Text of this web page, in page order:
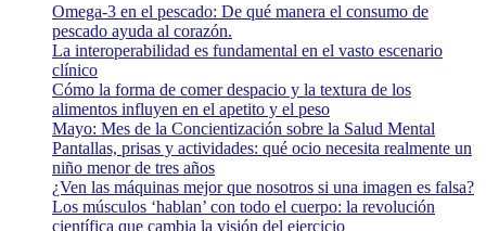
Omega-3 en el pescado: De qué manera el consumo de
pescado ayuda al corazón.
La interoperabilidad es fundamental en el vasto escenario
clínico
Cómo la forma de comer despacio y la textura de los
alimentos influyen en el apetito y el peso
Mayo: Mes de la Concientización sobre la Salud Mental
Pantallas, prisas y actividades: qué ocio necesita realmente un
niño menor de tres años
¿Ven las máquinas mejor que nosotros si una imagen es falsa?
Los músculos ‘hablan’ con todo el cuerpo: la revolución
científica que cambia la visión del ejercicio